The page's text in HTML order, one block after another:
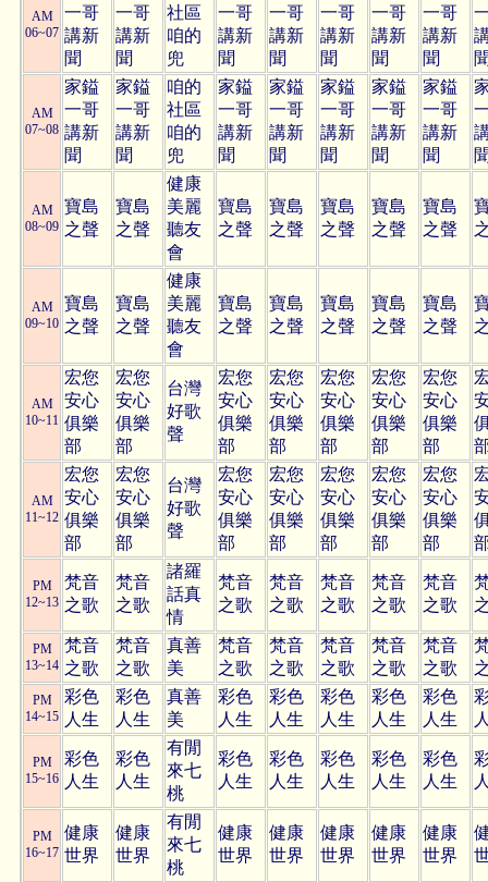
AM
06~07
一哥
講新
聞
一哥
講新
聞
社區
咱的
兜
一哥
講新
聞
一哥
講新
聞
一哥
講新
聞
一哥
講新
聞
一哥
講新
聞
AM
07~08
家鎰
一哥
講新
聞
家鎰
一哥
講新
聞
咱的
社區
咱的
兜
家鎰
一哥
講新
聞
家鎰
一哥
講新
聞
家鎰
一哥
講新
聞
家鎰
一哥
講新
聞
家鎰
一哥
講新
聞
AM
08~09
寶島
之聲
寶島
之聲
健康
美麗
聽友
會
寶島
之聲
寶島
之聲
寶島
之聲
寶島
之聲
寶島
之聲
AM
09~10
寶島
之聲
寶島
之聲
健康
美麗
聽友
會
寶島
之聲
寶島
之聲
寶島
之聲
寶島
之聲
寶島
之聲
AM
10~11
宏您
安心
俱樂
部
宏您
安心
俱樂
部
台灣
好歌
聲
宏您
安心
俱樂
部
宏您
安心
俱樂
部
宏您
安心
俱樂
部
宏您
安心
俱樂
部
宏您
安心
俱樂
部
AM
11~12
宏您
安心
俱樂
部
宏您
安心
俱樂
部
台灣
好歌
聲
宏您
安心
俱樂
部
宏您
安心
俱樂
部
宏您
安心
俱樂
部
宏您
安心
俱樂
部
宏您
安心
俱樂
部
PM
12~13
梵音
之歌
梵音
之歌
諸羅
話真
情
梵音
之歌
梵音
之歌
梵音
之歌
梵音
之歌
梵音
之歌
PM
13~14
梵音
之歌
梵音
之歌
真善
美
梵音
之歌
梵音
之歌
梵音
之歌
梵音
之歌
梵音
之歌
PM
14~15
彩色
人生
彩色
人生
真善
美
彩色
人生
彩色
人生
彩色
人生
彩色
人生
彩色
人生
PM
15~16
彩色
人生
彩色
人生
有閒
來七
桃
彩色
人生
彩色
人生
彩色
人生
彩色
人生
彩色
人生
PM
16~17
健康
世界
健康
世界
有閒
來七
桃
健康
世界
健康
世界
健康
世界
健康
世界
健康
世界